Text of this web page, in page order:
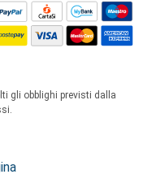
gli obblighi previsti dalla